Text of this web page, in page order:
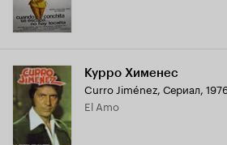
Курро Хименес
Curro Jiménez, Сериал,
El Amo